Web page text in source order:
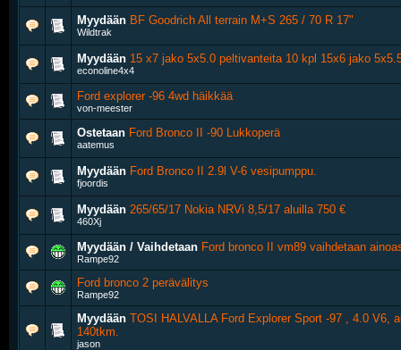
Myydään BF Goodrich All terrain M+S 265 / 70 R 17"
Wildtrak
Myydään 15 x7 jako 5x5.0 peltivanteita 10 kpl 15x6 jako
econoline4x4
Ford explorer -96 4wd häikkää
von-meester
Ostetaan Ford Bronco II -90 Lukkoperä
aatemus
Myydään Ford Bronco II 2.9l V-6 vesipumppu.
fjoordis
Myydään 265/65/17 Nokia NRVi 8,5/17 aluilla 750 €
460Xj
Myydään / Vaihdetaan Ford bronco II vm89 vaihdetaan
Rampe92
Ford bronco 2 perävälitys
Rampe92
Myydään TOSI HALVALLA Ford Explorer Sport -97 , 4.0 V6,
140tkm.
jason